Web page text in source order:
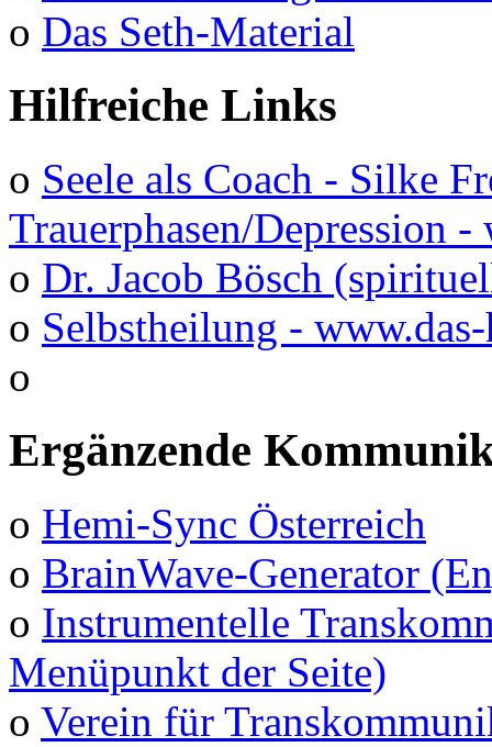
o Das Seth-Material
Hilfreiche Links
o Seele als Coach - Silke
Trauerphasen/Depression
o Dr. Jacob Bösch
o Selbstheilung -
o
Ergänzende
o Hemi-Sync Österreich
o BrainWave-Generator
o Instrumentelle
Menüpunkt der Seite)
o Verein für